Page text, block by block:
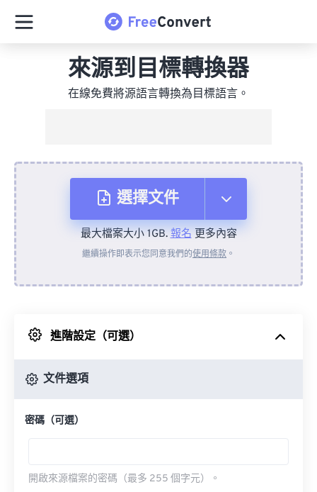
來源到目標轉換器
在線免費將源語言轉換為目標語言。
選擇文件
來自裝置
來自 Google 雲端硬碟
最大檔案大小 1GB.報名更多內容
繼續操作即表示您同意我們的使用條款 。
進階設定（可選）
文件選項
密碼（可選）
開啟來源檔案的密碼（最多 255 個字元）。